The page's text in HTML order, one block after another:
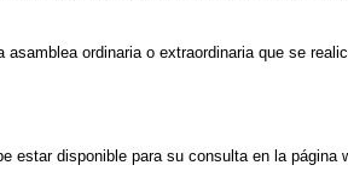
ordinaria o extraordinaria que se
estar disponible para su consulta en la página